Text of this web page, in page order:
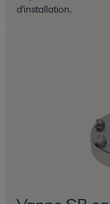
d'installation.